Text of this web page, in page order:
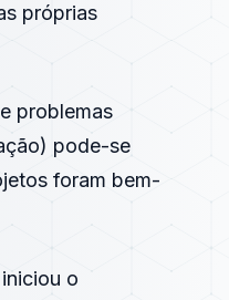
próprias
problemas
pode-se
foram bem-
o